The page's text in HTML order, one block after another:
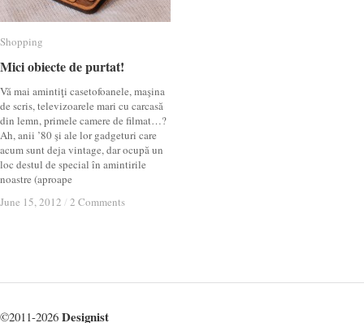
Shopping
Mici obiecte de purtat!
Vă mai amintiţi casetofoanele, maşina
de scris, televizoarele mari cu carcasă
din lemn, primele camere de filmat…?
Ah, anii ’80 şi ale lor gadgeturi care
acum sunt deja vintage, dar ocupă un
loc destul de special în amintirile
noastre (aproape
June 15, 2012 / 2 Comments
Shopping
Mici obiecte de purtat!
June 15, 2012 / 2 Comments
©2011-2026 Designist